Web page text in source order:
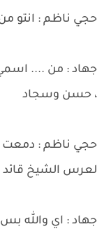
حجي ناظم : انتو
جهاد : من ....
، حسن وسجاد
حجي ناظم : دمعت
لعرس الشيخ قائد
جهاد : اي والله